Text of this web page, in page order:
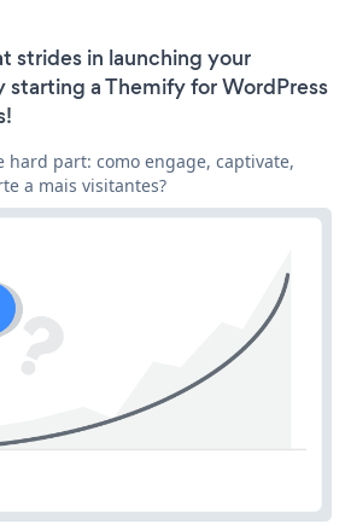
strides in launching your
starting a Themify for WordPress
hard part: como engage, captivate,
a mais visitantes?